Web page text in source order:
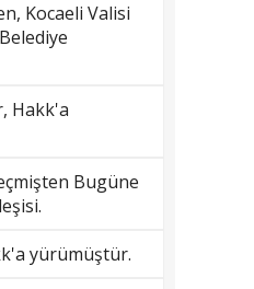
Kocaeli Valisi
Hakk'a
Bugüne
yürümüştür.